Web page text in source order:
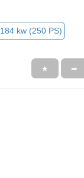
184 kw (250 PS)
★ ➦